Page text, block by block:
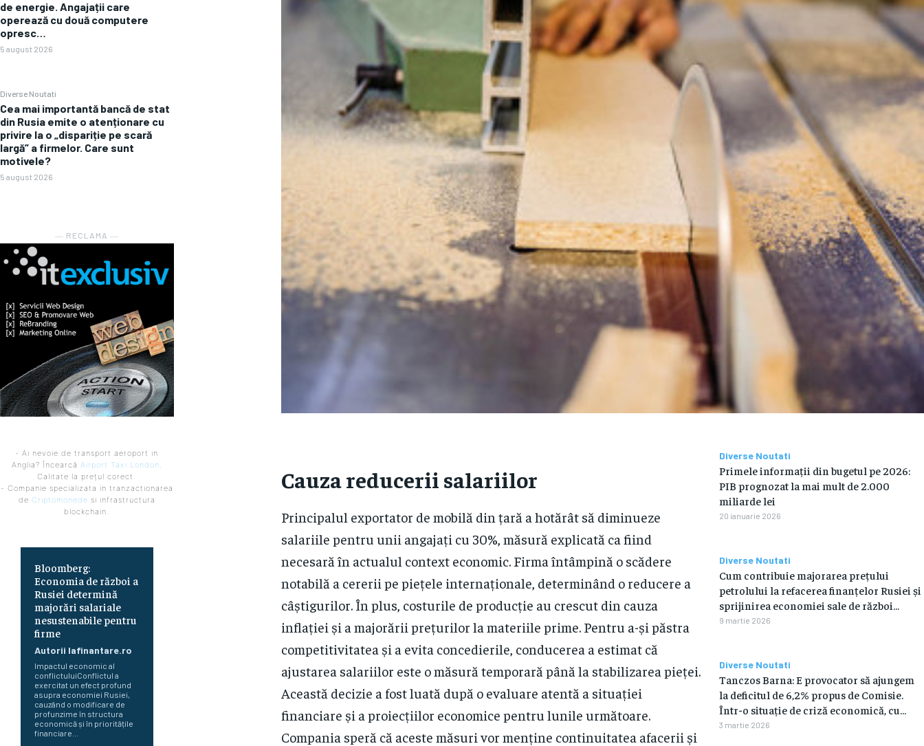
de energie. Angajații care
operează cu două computere
opresc…
5 august 2026
Diverse Noutati
Cea mai importantă bancă de stat
din Rusia emite o atenționare cu
privire la o „dispariție pe scară
largă” a firmelor. Care sunt
motivele?
5 august 2026
― RECLAMA ―
- Ai nevoie de transport aeroport in
Anglia? Încearcă Airport Taxi London.
Calitate la prețul corect.
- Companie specializata in tranzactionarea
de Criptomonede si infrastructura
blockchain.
Bloomberg:
Economia de război a
Rusiei determină
majorări salariale
nesustenabile pentru
firme
Autorii Iafinantare.ro
Impactul economic al
conflictuluiConflictul a
exercitat un efect profund
asupra economiei Rusiei,
cauzând o modificare de
profunzime în structura
economică și în prioritățile
financiare...
Cauza reducerii salariilor
Principalul exportator de mobilă din țară a hotărât să diminueze
salariile pentru unii angajați cu 30%, măsură explicată ca fiind
necesară în actualul context economic. Firma întâmpină o scădere
notabilă a cererii pe piețele internaționale, determinând o reducere a
câștigurilor. În plus, costurile de producție au crescut din cauza
inflației și a majorării prețurilor la materiile prime. Pentru a-și păstra
competitivitatea și a evita concedierile, conducerea a estimat că
ajustarea salariilor este o măsură temporară până la stabilizarea pieței.
Această decizie a fost luată după o evaluare atentă a situației
financiare și a proiecțiilor economice pentru lunile următoare.
Compania speră că aceste măsuri vor menține continuitatea afacerii și
Diverse Noutati
Primele informații din bugetul pe 2026:
PIB prognozat la mai mult de 2.000
miliarde lei
20 ianuarie 2026
Diverse Noutati
Cum contribuie majorarea prețului
petrolului la refacerea finanțelor Rusiei și
sprijinirea economiei sale de război…
9 martie 2026
Diverse Noutati
Tanczos Barna: E provocator să ajungem
la deficitul de 6,2% propus de Comisie.
Într-o situație de criză economică, cu…
3 martie 2026